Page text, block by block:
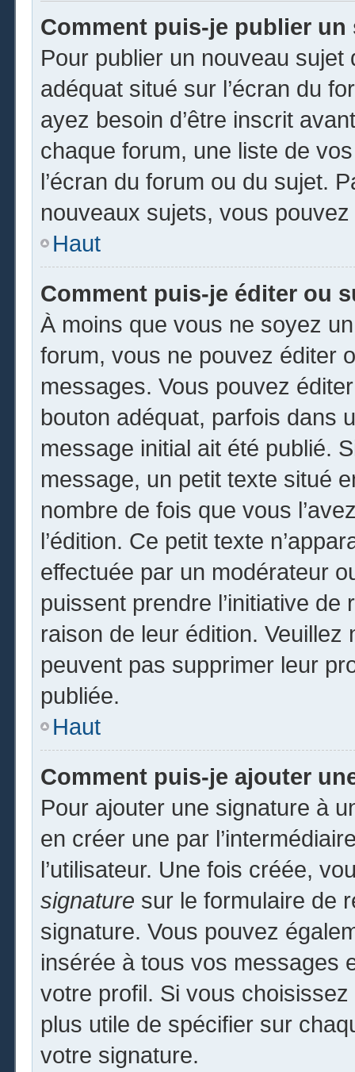
Comment puis-je publier
Pour publier un nouveau
adéquat situé sur l’écran du
ayez besoin d’être inscrit
chaque forum, une liste de
l’écran du forum ou du sujet.
nouveaux sujets, vous
Haut
Comment puis-je éditer ou
À moins que vous ne soyez
forum, vous ne pouvez éditer
messages. Vous pouvez
bouton adéquat, parfois dans
message initial ait été publié.
message, un petit texte situé
nombre de fois que vous
l’édition. Ce petit texte
effectuée par un modérateur
puissent prendre l’initiative
raison de leur édition.
peuvent pas supprimer leur
publiée.
Haut
Comment puis-je ajouter
Pour ajouter une signature à
en créer une par
l’utilisateur. Une fois créée,
signature sur le formulaire de
signature. Vous pouvez
insérée à tous vos messages
votre profil. Si vous
plus utile de spécifier sur
votre signature.